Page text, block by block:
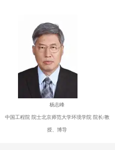
杨志峰
中国工程院 院士北京师范大学环境学院 院长/教
授、博导